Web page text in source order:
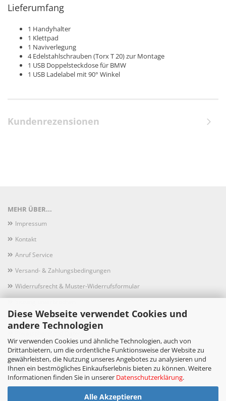
Diese Webseite verwendet Cookies und
andere Technologien
Wir verwenden Cookies und ähnliche Technologien, auch von
Drittanbietern, um die ordentliche Funktionsweise der Website zu
gewährleisten, die Nutzung unseres Angebotes zu analysieren und
Ihnen ein bestmögliches Einkaufserlebnis bieten zu können. Weitere
Informationen finden Sie in unserer Datenschutzerklärung.
Alle Akzeptieren
Lieferumfang
1 Handyhalter
1 Klettpad
1 Naviverlegung
4 Edelstahlschrauben (Torx T 20) zur Montage
1 USB Doppelsteckdose für BMW
1 USB Ladelabel mit 90° Winkel
Kundenrezensionen
MEHR ÜBER...
Impressum
Kontakt
Anruf Service
Versand- & Zahlungsbedingungen
Widerrufsrecht & Muster-Widerrufsformular
AGB
Privatsphäre und Datenschutz
Cookie Einstellungen